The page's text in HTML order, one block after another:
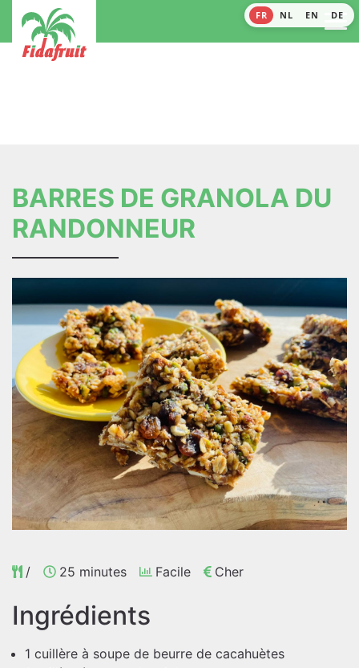
FR NL EN DE
BARRES DE GRANOLA DU
RANDONNEUR
/ 25 minutes Facile Cher
Ingrédients
1 cuillère à soupe de beurre de cacahuètes